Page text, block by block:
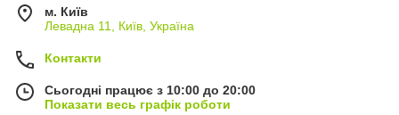
м. Київ
Левадна 11, Київ, Україна
Контакти
Сьогодні працює з 10:00 до 20:00
Показати весь графік роботи